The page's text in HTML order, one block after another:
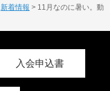
新着情報 > 11月なのに暑い。動
入会申込書